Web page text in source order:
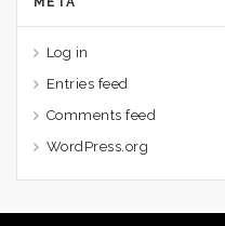
Log in
Entries feed
Comments feed
WordPress.org